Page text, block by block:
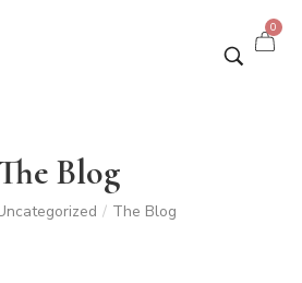
0
Blog
/ The Blog